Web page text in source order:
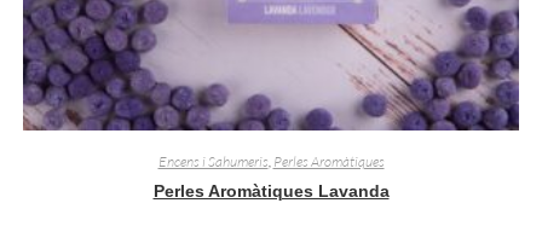
Encens i Sahumeris, Perles Aromàtiques
Perles Aromàtiques Lavanda